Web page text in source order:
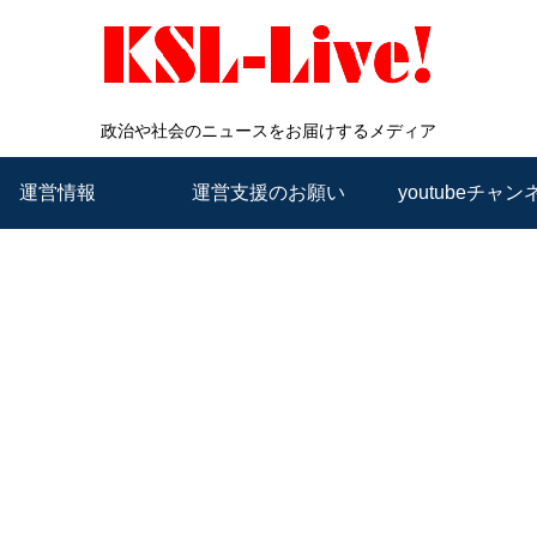
政治や社会のニュースをお届けするメディア
運営情報 運営支援のお願い youtubeチャン